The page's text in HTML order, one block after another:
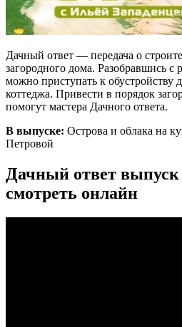
Дачный ответ — передача о
загородного дома. Разобравшись с
можно приступать к обустройству
коттеджа. Привести в порядок
помогут мастера Дачного ответа.
В выпуске: Острова и облака на
Петровой
Дачный ответ выпуск
смотреть онлайн